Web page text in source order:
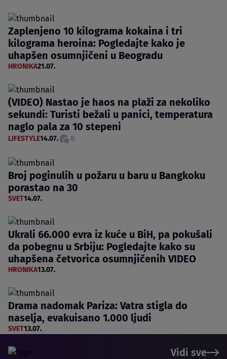
Zaplenjeno 10 kilograma kokaina i tri
kilograma heroina: Pogledajte kako je
uhapšen osumnjičeni u Beogradu
HRONIKA21.07.
(VIDEO) Nastao je haos na plaži za nekoliko
sekundi: Turisti bežali u panici, temperatura
naglo pala za 10 stepeni
LIFESTYLE14.07. 8
Broj poginulih u požaru u baru u Bangkoku
porastao na 30
SVET14.07.
Ukrali 66.000 evra iz kuće u BiH, pa pokušali
da pobegnu u Srbiju: Pogledajte kako su
uhapšena četvorica osumnjičenih VIDEO
HRONIKA13.07.
Drama nadomak Pariza: Vatra stigla do
naselja, evakuisano 1.000 ljudi
SVET13.07.
Vidi sve